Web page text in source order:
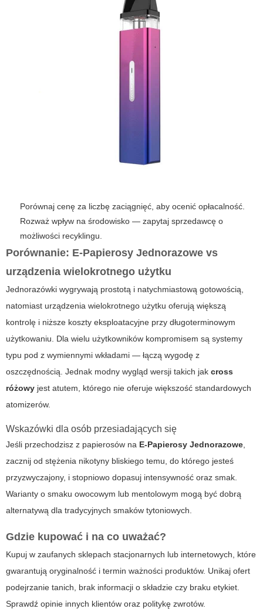
Porównaj cenę za liczbę zaciągnięć, aby ocenić opłacalność.
Rozważ wpływ na środowisko — zapytaj sprzedawcę o
możliwości recyklingu.
Porównanie: E-Papierosy Jednorazowe vs
urządzenia wielokrotnego użytku
Jednorazówki wygrywają prostotą i natychmiastową gotowością,
natomiast urządzenia wielokrotnego użytku oferują większą
kontrolę i niższe koszty eksploatacyjne przy długoterminowym
użytkowaniu. Dla wielu użytkowników kompromisem są systemy
typu pod z wymiennymi wkładami — łączą wygodę z
oszczędnością. Jednak modny wygląd wersji takich jak cross
różowy jest atutem, którego nie oferuje większość standardowych
atomizerów.
Wskazówki dla osób przesiadających się
Jeśli przechodzisz z papierosów na E-Papierosy Jednorazowe
zacznij od stężenia nikotyny bliskiego temu, do którego jesteś
przyzwyczajony, i stopniowo dopasuj intensywność oraz smak.
Warianty o smaku owocowym lub mentolowym mogą być dobrą
alternatywą dla tradycyjnych smaków tytoniowych.
Gdzie kupować i na co uważać?
Kupuj w zaufanych sklepach stacjonarnych lub internetowych, które
gwarantują oryginalność i termin ważności produktów. Unikaj ofert
podejrzanie tanich, brak informacji o składzie czy braku etykiet.
Sprawdź opinie innych klientów oraz politykę zwrotów.